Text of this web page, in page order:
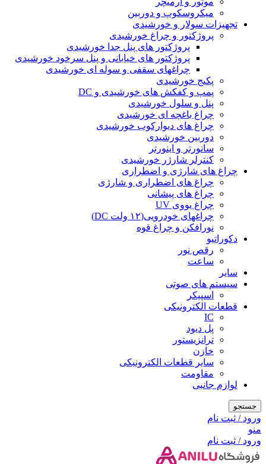
میکروسکوپ و دوربین
تجهیزات سولار و خورشیدی
پروژکتور و چراغ خورشیدی
پروژکتور های پنل جدا خورشیدی
پروژکتور های خیابانی و پنل سرخود خورشیدی
چراغهای سقفی و سوله ای خورشیدی
پکیج خورشیدی
پمپ و کفکش های خورشیدی و DC
پنل و سلول خورشیدی
چراغ باغچه ای خورشیدی
چراغ های دیوارکوب خورشیدی
دوربین خورشیدی
سانورتر و اینورتر
کنترلر شارژر خورشیدی
چراغ های شارژی و اضطراری
چراغ های اضطراری و شارژی
چراغ های پیشانی
چراغ یووی UV
چراغهای خودرویی(۱۲ ولت DC)
نورافکن و چراغ قوه
دکوراتیو
رقص نور
ساعت
سایر
سیستم های صوتی
اسپیکر
قطعات الکترونیکی
IC
پل دیود
ترانزیستور
خازن
سایر قطعات الکترونیکی
مقاومت
لوازم جانبی
جستجو
ورود / ثبت نام
منو
ورود / ثبت نام